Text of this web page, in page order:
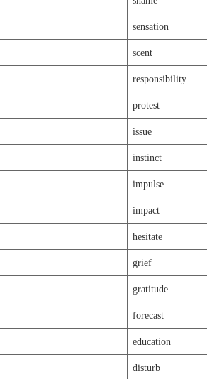
sensation
scent
responsibility
protest
issue
instinct
impulse
impact
hesitate
grief
gratitude
forecast
education
disturb